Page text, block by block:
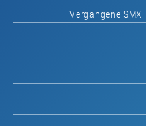
Vergangene